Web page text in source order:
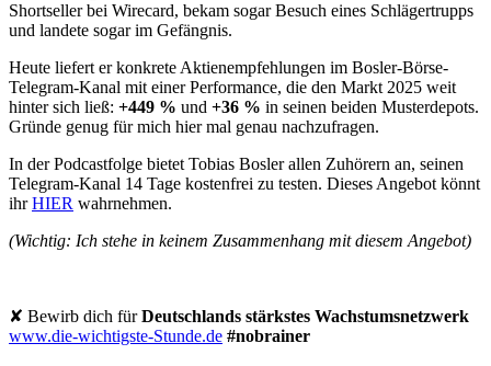
Shortseller bei Wirecard, bekam sogar Besuch eines Schlägertrupps
und landete sogar im Gefängnis.
Heute liefert er konkrete Aktienempfehlungen im Bosler-Börse-
Telegram-Kanal mit einer Performance, die den Markt 2025 weit
hinter sich ließ: +449 % und +36 % in seinen beiden Musterdepots.
Gründe genug für mich hier mal genau nachzufragen.
In der Podcastfolge bietet Tobias Bosler allen Zuhörern an, seinen
Telegram-Kanal 14 Tage kostenfrei zu testen. Dieses Angebot könnt
ihrHIER wahrnehmen.
(Wichtig: Ich stehe in keinem Zusammenhang mit diesem Angebot)
✘ Bewirb dich fürDeutschlands stärkstes Wachstumsnetzwerk
⁠⁠⁠⁠⁠⁠⁠⁠⁠⁠⁠⁠⁠⁠⁠⁠⁠⁠⁠⁠⁠⁠⁠⁠⁠⁠⁠⁠⁠⁠⁠⁠⁠⁠⁠www.die-wichtigste-Stunde.de⁠⁠⁠⁠⁠⁠⁠⁠⁠⁠⁠⁠⁠⁠⁠⁠⁠⁠⁠⁠⁠⁠⁠⁠⁠⁠⁠⁠⁠⁠⁠⁠⁠⁠⁠ #nobrainer